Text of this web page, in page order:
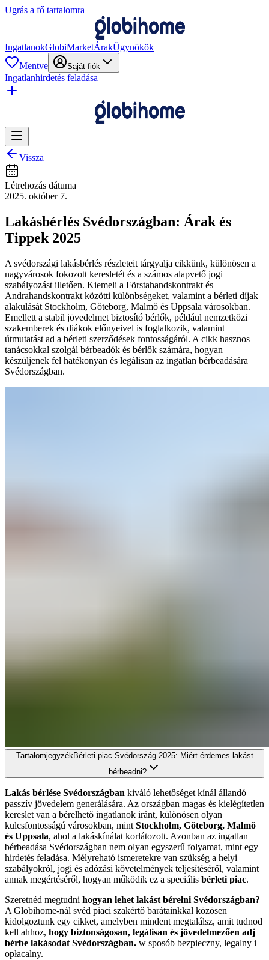
Ugrás a fő tartalomra
IngatlanokGlobiMarketÁrakÜgynökök
Mentve
Saját fiók
Ingatlanhirdetés feladása
Vissza
Létrehozás dátuma
2025. október 7.
Lakásbérlés Svédországban: Árak és
Tippek 2025
A svédországi lakásbérlés részleteit tárgyalja cikkünk, különösen a
nagyvárosok fokozott keresletét és a számos alapvető jogi
szabályozást illetően. Kiemeli a Förstahandskontrakt és
Andrahandskontrakt közötti különbségeket, valamint a bérleti díjak
alakulását Stockholm, Göteborg, Malmö és Uppsala városokban.
Emellett a stabil jövedelmet biztosító bérlők, például nemzetközi
szakemberek és diákok előnyeivel is foglalkozik, valamint
útmutatást ad a bérleti szerződések fontosságáról. A cikk hasznos
tanácsokkal szolgál bérbeadók és bérlők számára, hogyan
készüljenek fel hatékonyan és legálisan az ingatlan bérbeadására
Svédországban.
Tartalomjegyzék Bérleti piac Svédország 2025: Miért érdemes lakást
bérbeadni?
Lakás bérlése Svédországban kiváló lehetőséget kínál állandó
passzív jövedelem generálására. Az országban magas és kielégítetlen
kereslet van a bérelhető ingatlanok iránt, különösen olyan
kulcsfontosságú városokban, mint Stockholm, Göteborg, Malmö
és Uppsala, ahol a lakáskínálat korlátozott. Azonban az ingatlan
bérbeadása Svédországban nem olyan egyszerű folyamat, mint egy
hirdetés feladása. Mélyreható ismeretekre van szükség a helyi
szabályokról, jogi és adózási követelmények teljesítéséről, valamint
annak megértéséről, hogyan működik ez a speciális bérleti piac.
Szeretnéd megtudni hogyan lehet lakást bérelni Svédországban?
A Globihome-nál svéd piaci szakértő barátainkkal közösen
kidolgoztunk egy cikket, amelyben mindent megtalálsz, amit tudnod
kell ahhoz, hogy biztonságosan, legálisan és jövedelmezően adj
bérbe lakásodat Svédországban. w sposób bezpieczny, legalny i
opłacalny.